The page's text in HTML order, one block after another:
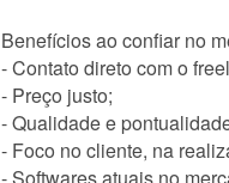
Benefícios ao confiar no
- Contato direto com o
- Preço justo;
- Qualidade e
- Foco no cliente, na